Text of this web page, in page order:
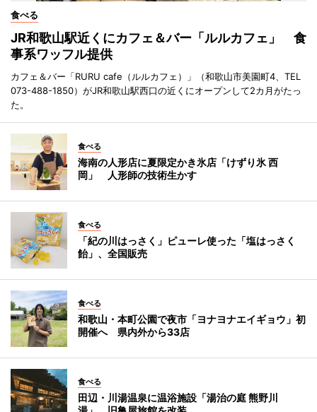
食べる
JR和歌山駅近くにカフェ＆バー「ルルカフェ」 食
事系ワッフル提供
カフェ＆バー「RURU cafe（ルルカフェ）」（和歌山市美園町4、TEL
073-488-1850）がJR和歌山駅西口の近くにオープンして2カ月がたっ
た。
食べる
海南の人形店に夏限定かき氷店「けずり氷 西
岡」 人形師の技術生かす
食べる
「紀の川はっさく」ピューレ使った「塩はっさく
飴」、全国販売
食べる
和歌山・本町公園で夜市「ヨナヨナエイギョウ」初
開催へ 県内外から33店
食べる
田辺・川湯温泉に温浴施設「湯治の庭 熊野川